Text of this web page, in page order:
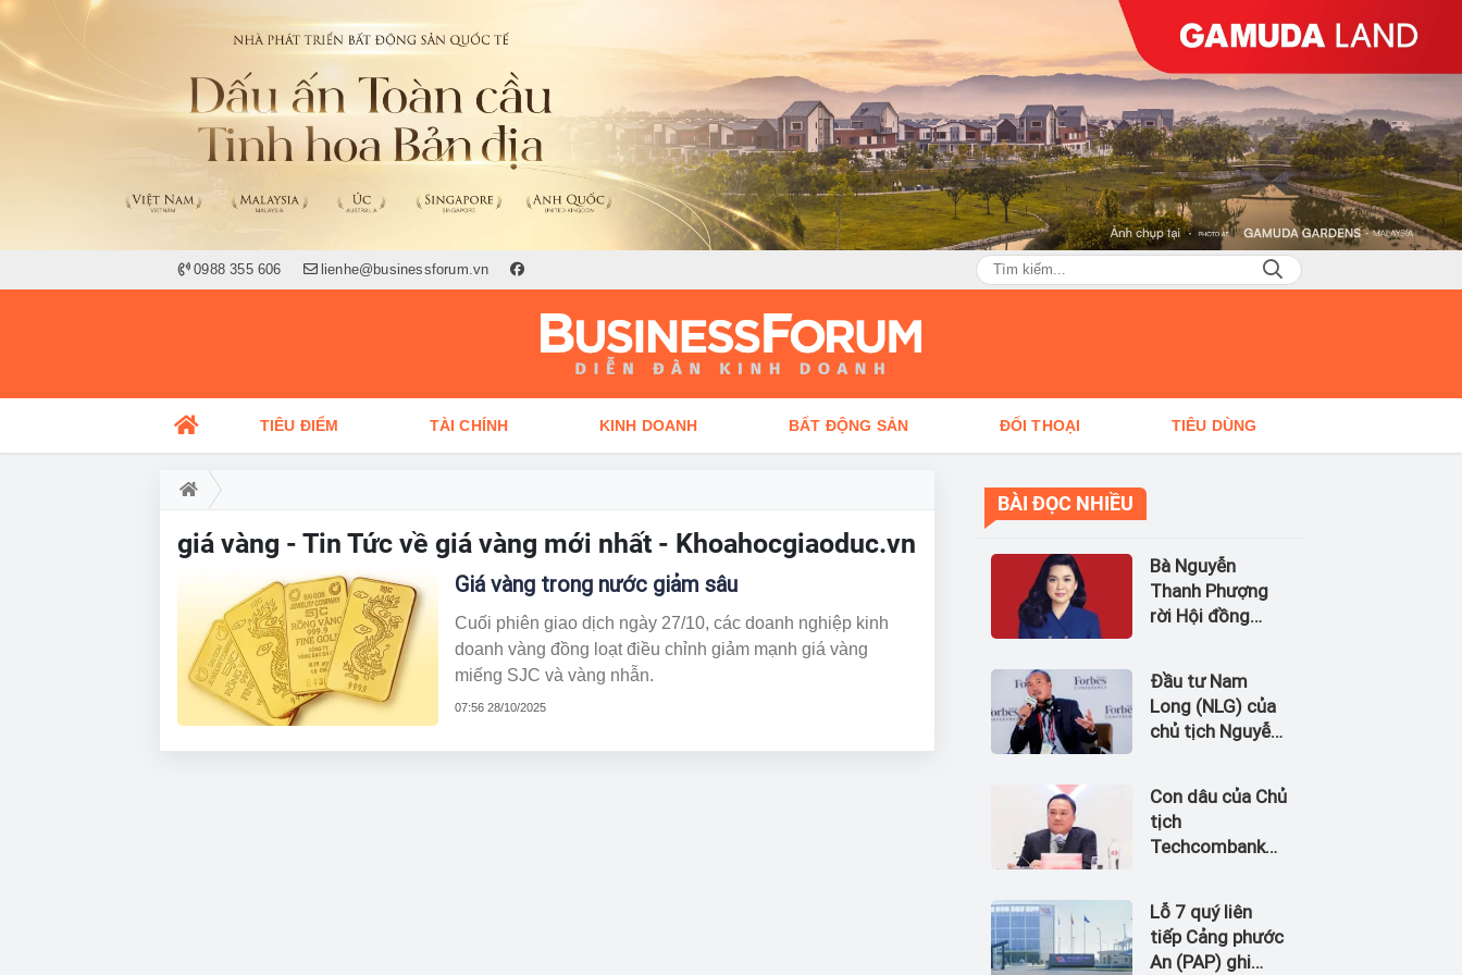
0988 355 606 lienhe@businessforum.vn
TIÊU ĐIỂM TÀI CHÍNH KINH DOANH BẤT ĐỘNG SẢN ĐỐI THOẠI TIÊU DÙNG
giá vàng - Tin Tức về giá vàng mới nhất - Khoahocgiaoduc.vn
Giá vàng trong nước giảm sâu
Cuối phiên giao dịch ngày 27/10, các doanh nghiệp kinh
doanh vàng đồng loạt điều chỉnh giảm mạnh giá vàng
miếng SJC và vàng nhẫn.
07:56 28/10/2025
BÀI ĐỌC NHIỀU
Bà Nguyễn
Thanh Phượng
rời Hội đồng
hàng Bản Việt
(BVBank)
Đầu tư Nam
Long (NLG) của
chủ tịch Nguyễn
kiến bán quỹ đất
tại dự án
Waterpoint,
Izumi City
Con dâu của Chủ
tịch
Techcombank
làm Chủ tịch
Hãng Hàng
không Hải Âu
Lỗ 7 quý liên
tiếp Cảng phước
An (PAP) ghi